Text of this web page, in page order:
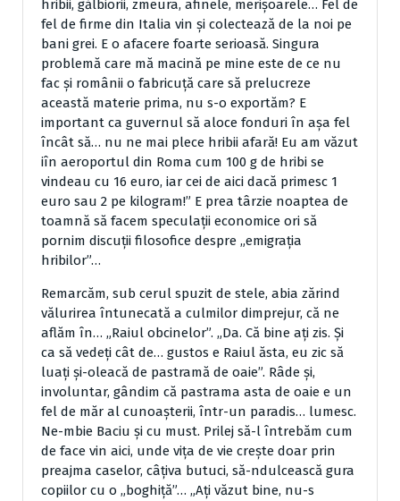
hribii, gălbiorii, zmeura, afinele, merişoarele… Fel de
fel de firme din Italia vin şi colectează de la noi pe
bani grei. E o afacere foarte serioasă. Singura
problemă care mă macină pe mine este de ce nu
fac şi românii o fabricuţă care să prelucreze
această materie prima, nu s-o exportăm? E
important ca guvernul să aloce fonduri în aşa fel
încât să… nu ne mai plece hribii afară! Eu am văzut
iîn aeroportul din Roma cum 100 g de hribi se
vindeau cu 16 euro, iar cei de aici dacă primesc 1
euro sau 2 pe kilogram!” E prea târzie noaptea de
toamnă să facem speculaţii economice ori să
pornim discuţii filosofice despre „emigraţia
hribilor”…
Remarcăm, sub cerul spuzit de stele, abia zărind
vălurirea întunecată a culmilor dimprejur, că ne
aflăm în… „Raiul obcinelor”. „Da. Că bine aţi zis. Şi
ca să vedeţi cât de… gustos e Raiul ăsta, eu zic să
luaţi şi-oleacă de pastramă de oaie”. Râde şi,
involuntar, gândim că pastrama asta de oaie e un
fel de măr al cunoaşterii, într-un paradis… lumesc.
Ne-mbie Baciu şi cu must. Prilej să-l întrebăm cum
de face vin aici, unde viţa de vie creşte doar prin
preajma caselor, câţiva butuci, să-ndulcească gura
copiilor cu o „boghiţă”… „Aţi văzut bine, nu-s